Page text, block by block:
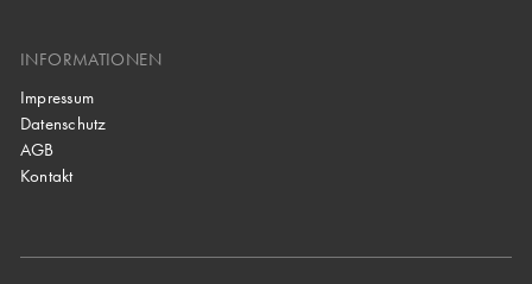
INFORMATIONEN
Impressum
Datenschutz
AGB
Kontakt